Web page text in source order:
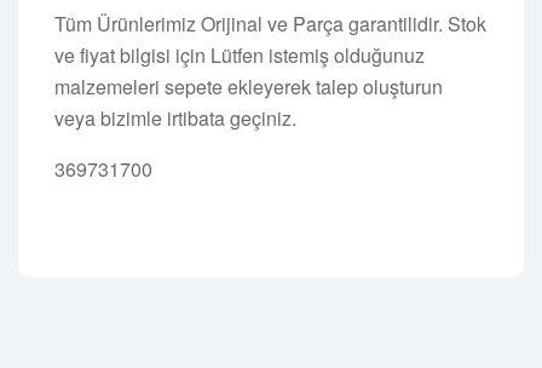
Tüm Ürünlerimiz Orijinal ve Parça garantilidir. Stok
ve fiyat bilgisi için Lütfen istemiş olduğunuz
malzemeleri sepete ekleyerek talep oluşturun
veya bizimle irtibata geçiniz.
369731700